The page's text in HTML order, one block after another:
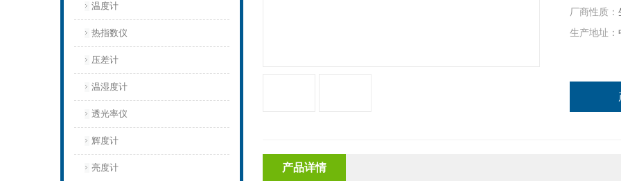
温度计
热指数仪
压差计
温湿度计
透光率仪
辉度计
亮度计
厂商性质：
生产地址：
产品详情